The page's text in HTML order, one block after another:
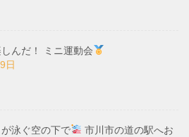
んだ！ ミニ運動会
日
泳ぐ空の下で
市川市の道の駅へお